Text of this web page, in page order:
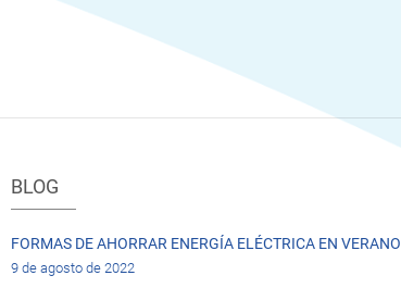
BLOG
FORMAS DE AHORRAR ENERGÍA ELÉCTRICA EN VERANO
9 de agosto de 2022